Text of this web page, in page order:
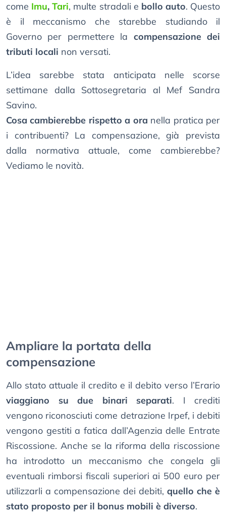
come Imu,Tari, multe stradali e bollo auto. Questo
è il meccanismo che starebbe studiando il
Governo per permettere la compensazione dei
tributi locali non versati.
L’idea sarebbe stata anticipata nelle scorse
settimane dalla Sottosegretaria al Mef Sandra
Savino.
Cosa cambierebbe rispetto a ora nella pratica per
i contribuenti? La compensazione, già prevista
dalla normativa attuale, come cambierebbe?
Vediamo le novità.
Ampliare la portata della
compensazione
Allo stato attuale il credito e il debito verso l’Erario
viaggiano su due binari separati. I crediti
vengono riconosciuti come detrazione Irpef, i debiti
vengono gestiti a fatica dall’Agenzia delle Entrate
Riscossione. Anche se la riforma della riscossione
ha introdotto un meccanismo che congela gli
eventuali rimborsi fiscali superiori ai 500 euro per
utilizzarli a compensazione dei debiti, quello che è
stato proposto per il bonus mobili è diverso.